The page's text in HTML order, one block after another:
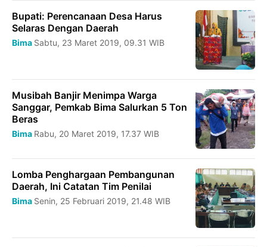
Bupati: Perencanaan Desa Harus
Selaras Dengan Daerah
Bima Sabtu, 23 Maret 2019, 09.31 WIB
Musibah Banjir Menimpa Warga
Sanggar, Pemkab Bima Salurkan 5 Ton
Beras
Bima Rabu, 20 Maret 2019, 17.37 WIB
Lomba Penghargaan Pembangunan
Daerah, Ini Catatan Tim Penilai
Bima Senin, 25 Februari 2019, 21.48 WIB